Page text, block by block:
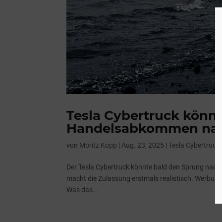
Tesla Cybertruck
Handelsabkommen
von Moritz Kopp | Aug. 23, 2025 |Tesla Cybertruck
Der Tesla Cybertruck könnte bald den Sprung
macht die Zulassung erstmals realistisch.
Was das...